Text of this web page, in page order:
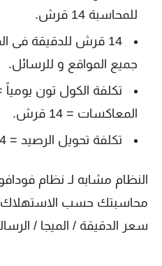
للمحاسبة 14 قرش.
14 قرش للدقيقة فى
جميع المواقع و للرسائل.
المعاكسات = 14 قرش.
تكلفة تحويل الرصيد = 14 قرش للمرة الواحدة.
محاسبتك حسب الاستهلاك
سعر الدقيقة / الميجا / الرسالة =